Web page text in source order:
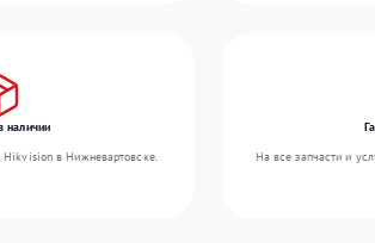
наличии
Hikvision в Нижневартовске.
На все запчасти и